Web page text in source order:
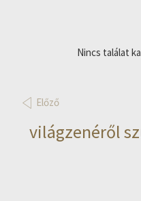
Nincs találat
Előző
világzenéről